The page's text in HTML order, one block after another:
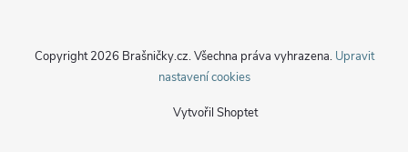
Vytvořil Shoptet
Copyright 2026 Brašničky.cz. Všechna práva vyhrazena. Upravit
nastavení cookies